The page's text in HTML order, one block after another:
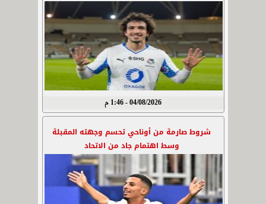
04/08/2026 - 1:46 م
شروط صارمة من أوناحي تحسم وجهته المقبلة
وسط اهتمام جاد من الاتحاد